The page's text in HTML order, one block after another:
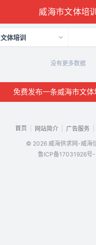
威海市文体培训
文体培训
没有更多数据
免费发布一条威海市文体
首页 网站简介 广告服务
© 2026 威海供求网-威海
鲁ICP备17031926号